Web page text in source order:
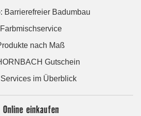
Barrierefreier Badumbau
Farbmischservice
nach Maß
Gutschein
im Überblick
Online einkaufen